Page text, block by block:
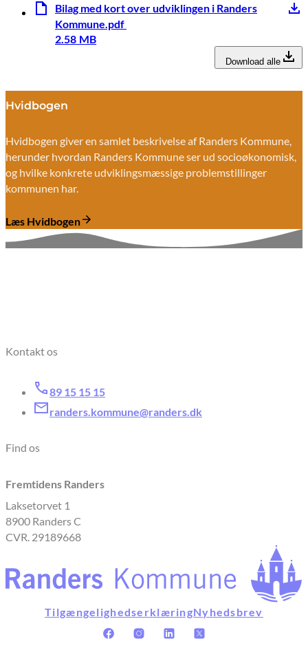
Bilag med kort over udviklingen i Randers
Kommune.pdf
2.58 MB
Download alle
Hvidbogen
Hvidbogen giver en samlet beskrivelse af Randers Kommune,
herunder hvordan Randers Kommune ser ud socioøkonomisk,
og hvilke konkrete udviklingsmæssige problemstillinger
kommunen har.
Læs Hvidbogen
Kontakt os
89 15 15 15
randers.kommune@randers.dk
Find os
Fremtidens Randers
Laksetorvet 1
8900 Randers C
CVR. 29189668
TilgængelighedserklæringNyhedsbrev